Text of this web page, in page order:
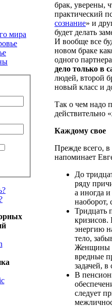
мира
брак, уверены,
практический
сознание» и
будет делать
И вообще все
новом браке
одного партнера
дело только в
людей, второй
новый класс и
Так о чем надо
действительно «
Каждому свое
Прежде всего, в
напоминает
До
ряду
а иногда и
наоборот,
Тридцать
кризисов.
энергию
тело,
Женщины
вредные
задачей, в
В
следует